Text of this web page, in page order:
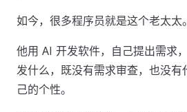
如今，很多程序员就是这个老太太。
他用 AI 开发软件，自己提出需求
发什么，既没有需求审查，也没有
己的个性。